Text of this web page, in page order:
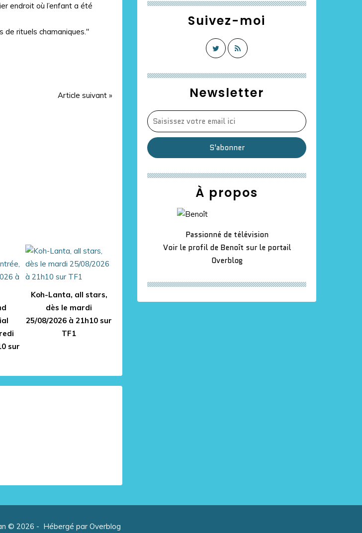
endroit où l’enfant a été
de rituels chamaniques."
Article suivant »
sur
Koh-Lanta, all stars,
dès le mardi
25/08/2026 à 21h10 sur
TF1
Newsletter
Suivez-moi
À propos
Passionné de télévision
Voir le profil de Benoît sur le portail
Overblog
© 2026 - Hébergé par Overblog